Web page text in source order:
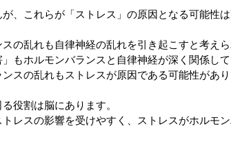
、これらが「ストレス」の原因となる可能性
の乱れも自律神経の乱れを引き起こすと考えら
もホルモンバランスと自律神経が深く関係して
スの乱れもストレスが原因である可能性があり
役割は脳にあります。
レスの影響を受けやすく、ストレスがホルモ